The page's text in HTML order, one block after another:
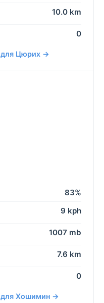
10.0 km
0
для Цюрих →
83%
9 kph
1007 mb
7.6 km
0
для Хошимин →